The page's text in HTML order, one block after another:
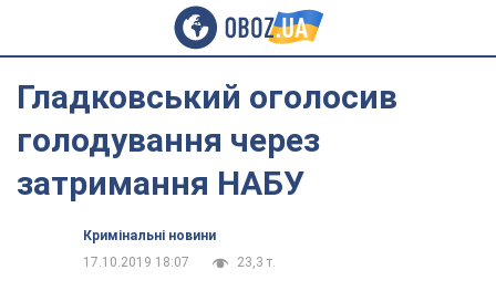
Гладковський оголосив
голодування через
затримання НАБУ
Кримінальні новини
17.10.2019 18:07
23,3 т.